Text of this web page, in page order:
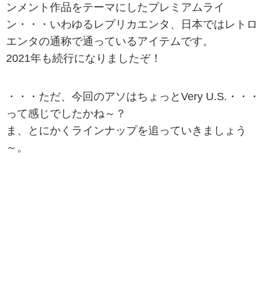
ンメント作品をテーマにしたプレミアムライ
ン・・・いわゆるレプリカエンタ、日本ではレトロ
エンタの通称で通っているアイテムです。
2021年も続行になりましたぞ！
・・・ただ、今回のアソはちょっとVery U.S.・・・
って感じでしたかね～？
ま、とにかくラインナップを追っていきましょう
～。